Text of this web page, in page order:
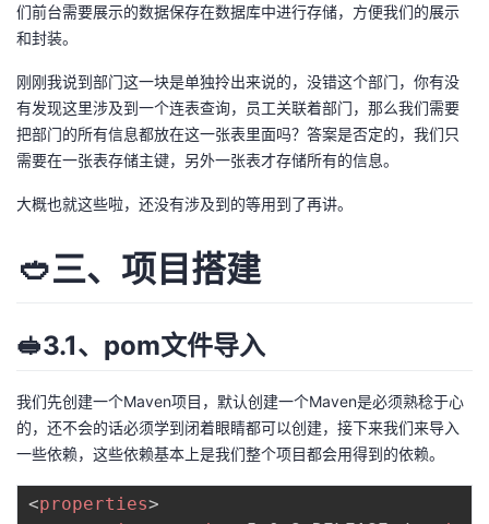
们前台需要展示的数据保存在数据库中进行存储，方便我们的展示
和封装。
刚刚我说到部门这一块是单独拎出来说的，没错这个部门，你有没
有发现这里涉及到一个连表查询，员工关联着部门，那么我们需要
把部门的所有信息都放在这一张表里面吗？答案是否定的，我们只
需要在一张表存储主键，另外一张表才存储所有的信息。
大概也就这些啦，还没有涉及到的等用到了再讲。
🥙三、项目搭建
🥪3.1、pom文件导入
我们先创建一个Maven项目，默认创建一个Maven是必须熟稔于心
的，还不会的话必须学到闭着眼睛都可以创建，接下来我们来导入
一些依赖，这些依赖基本上是我们整个项目都会用得到的依赖。
<properties>